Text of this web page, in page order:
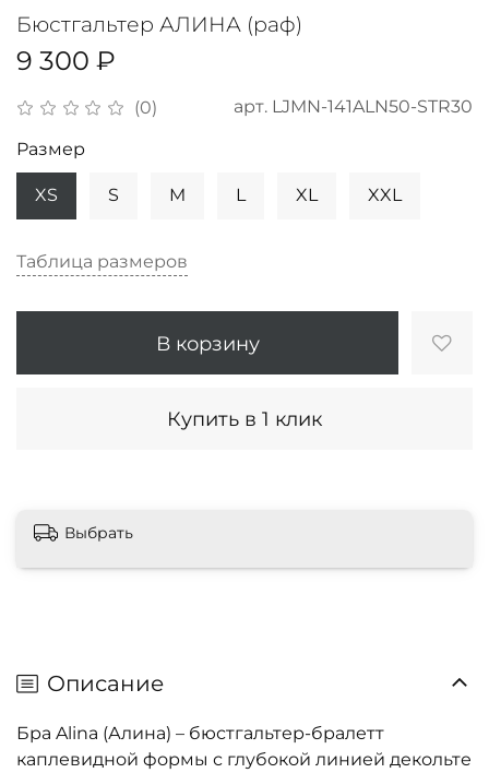
(0) арт. LJMN-141ALN50-STR30
Бюстгальтер АЛИНА (раф)
9 300 ₽
Таблица размеров
В корзину
Купить в 1 клик
Размер
XS S M L XL XXL
Выбрать
Описание
Бра Alina (Алина) – бюстгальтер-бралетт
каплевидной формы с глубокой линией декольте